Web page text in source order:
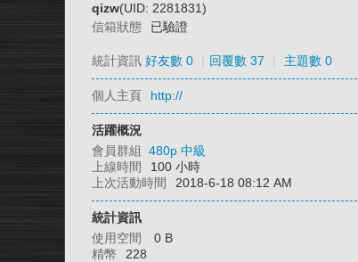
qizw(UID: 2281831)
信箱狀態
已驗證
統計資訊 好友數 0 回覆數 37 主題數 0
個人主頁 http://
活躍概況
會員群組 480p 中級
上線時間
100 小時
上次活動時間
2018-6-18 08:12 AM
統計資訊
使用空間
0 B
精幣
228